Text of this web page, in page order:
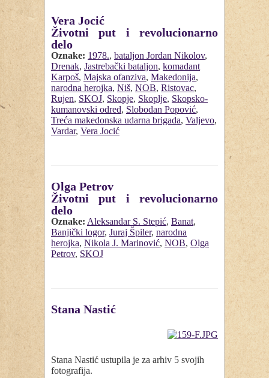
Vera Jocić
Životni put i revolucionarno
delo
Oznake: 1978., bataljon Jordan Nikolov,
Drenak, Jastrebački bataljon, komadant
Karpoš, Majska ofanziva, Makedonija,
narodna herojka, Niš, NOB, Ristovac,
Rujen, SKOJ, Skopje, Skoplje, Skopsko-
kumanovski odred, Slobodan Popović,
Treća makedonska udarna brigada, Valjevo,
Vardar, Vera Jocić
Olga Petrov
Životni put i revolucionarno
delo
Oznake: Aleksandar S. Stepić, Banat,
Banjički logor, Juraj Špiler, narodna
herojka, Nikola J. Marinović, NOB, Olga
Petrov, SKOJ
Stana Nastić
Stana Nastić ustupila je za arhiv 5 svojih
fotografija.